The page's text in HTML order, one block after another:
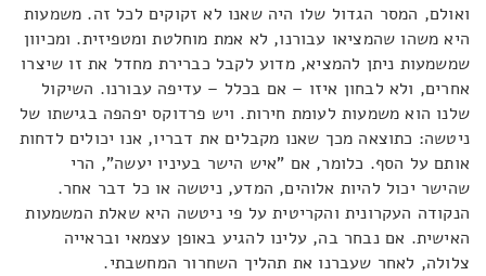
ואולם, המסר הגדול שלו היה שאנו לא זקוקים לכל זה. משמעות
היא משהו שהמציאו עבורנו, לא אמת מוחלטת ומטפיזית. ומכיוון
שמשמעות ניתן להמציא, מדוע לקבל כברירת מחדל את זו שיצרו
אחרים, ולא לבחון איזו – אם בכלל – עדיפה עבורנו. השיקול
שלנו הוא משמעות לעומת חירות. ויש פרדוקס יפהפה בגישתו של
ניטשה: כתוצאה מכך שאנו מקבלים את דבריו, אנו יכולים לדחות
אותם על הסף. כלומר, אם "איש הישר בעיניו יעשה", הרי
שהישר יכול להיות אלוהים, המדע, ניטשה או כל דבר אחר.
הנקודה העקרונית והקריטית על פי ניטשה היא שאלת המשמעות
האישית. אם נבחר בה, עלינו להגיע באופן עצמאי ובראייה
צלולה, לאחר שעברנו את תהליך השחרור המחשבתי.